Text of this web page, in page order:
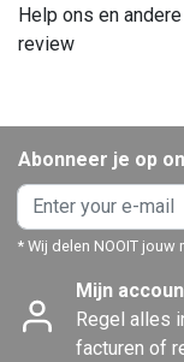
Help ons en
review
Abonneer je op
* Wij delen NOOIT jouw
Mijn
Regel alles
facturen of